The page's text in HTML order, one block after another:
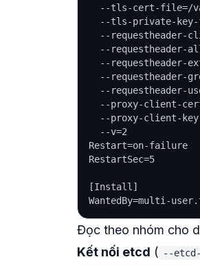
--tls-cert-file=/
--tls-private-
--requestheader-
--requestheader-
--requestheader-
--requestheader-
--requestheader-
--proxy-client-
--proxy-client-
  --v=2
Restart=on-failure
RestartSec=5
[Install]
Đọc theo nhóm cho
Kết nối etcd ( --